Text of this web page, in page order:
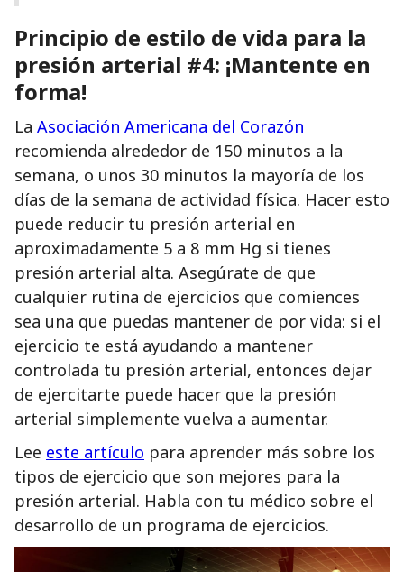
Principio de estilo de vida para la
presión arterial #4: ¡Mantente en
forma!
La Asociación Americana del Corazón
recomienda alrededor de 150 minutos a la
semana, o unos 30 minutos la mayoría de los
días de la semana de actividad física. Hacer esto
puede reducir tu presión arterial en
aproximadamente 5 a 8 mm Hg si tienes
presión arterial alta. Asegúrate de que
cualquier rutina de ejercicios que comiences
sea una que puedas mantener de por vida: si el
ejercicio te está ayudando a mantener
controlada tu presión arterial, entonces dejar
de ejercitarte puede hacer que la presión
arterial simplemente vuelva a aumentar.
Lee este artículo para aprender más sobre los
tipos de ejercicio que son mejores para la
presión arterial. Habla con tu médico sobre el
desarrollo de un programa de ejercicios.